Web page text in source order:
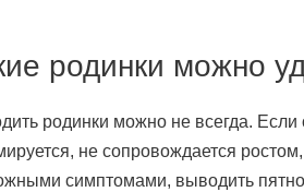
родинки можно
родинки можно не всегда. Если
не сопровождается
симптомами, выводить